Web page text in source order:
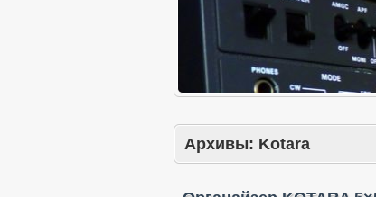
Архивы: Kotara